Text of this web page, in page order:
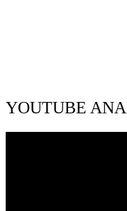
YOUTUBE